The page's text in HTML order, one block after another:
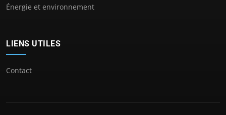
Énergie et environnement
LIENS UTILES
Contact